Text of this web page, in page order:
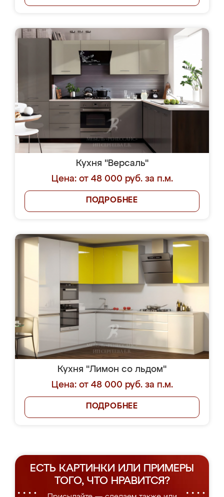
Кухня "Версаль"
Цена: от 48 000 руб. за п.м.
ПОДРОБНЕЕ
Кухня "Лимон со льдом"
Цена: от 48 000 руб. за п.м.
ПОДРОБНЕЕ
ЕСТЬ КАРТИНКИ ИЛИ ПРИМЕРЫ
ТОГО, ЧТО НРАВИТСЯ?